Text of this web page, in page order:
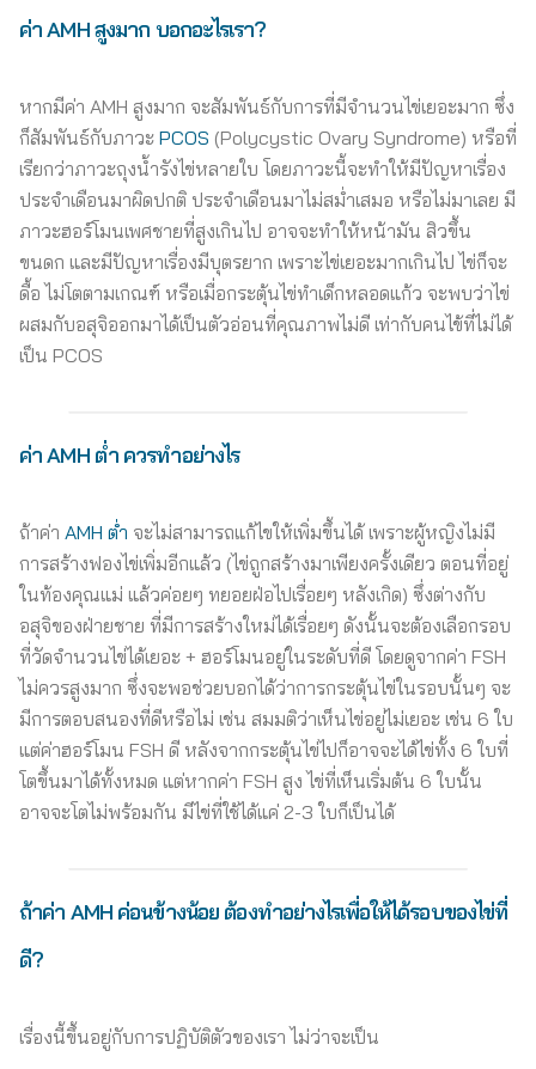
ค่า AMHสูงมาก บอกอะไรเรา?
หากมีค่า AMH สูงมาก จะสัมพันธ์กับการที่มีจำนวนไข่เยอะมาก ซึ่ง
ก็สัมพันธ์กับภาวะ PCOS (Polycystic Ovary Syndrome) หรือที่
เรียกว่าภาวะถุงน้ำรังไข่หลายใบ โดยภาวะนี้จะทำให้มีปัญหาเรื่อง
ประจำเดือนมาผิดปกติ ประจำเดือนมาไม่สม่ำเสมอ หรือไม่มาเลย มี
ภาวะฮอร์โมนเพศชายที่สูงเกินไป อาจจะทำให้หน้ามัน สิวขึ้น
ขนดก และมีปัญหาเรื่องมีบุตรยาก เพราะไข่เยอะมากเกินไป ไข่ก็จะ
ดื้อ ไม่โตตามเกณฑ์ หรือเมื่อกระตุ้นไข่ทำเด็กหลอดแก้ว จะพบว่าไข่
ผสมกับอสุจิออกมาได้เป็นตัวอ่อนที่คุณภาพไม่ดี เท่ากับคนไข้ที่ไม่ได้
เป็น PCOS
ค่า AMH ต่ำ ควรทำอย่างไร
ถ้าค่า AMH ต่ำ จะไม่สามารถแก้ไขให้เพิ่มขึ้นได้ เพราะผู้หญิงไม่มี
การสร้างฟองไข่เพิ่มอีกแล้ว (ไข่ถูกสร้างมาเพียงครั้งเดียว ตอนที่อยู่
ในท้องคุณแม่ แล้วค่อยๆ ทยอยฝ่อไปเรื่อยๆ หลังเกิด) ซึ่งต่างกับ
อสุจิของฝ่ายชาย ที่มีการสร้างใหม่ได้เรื่อยๆ ดังนั้นจะต้องเลือกรอบ
ที่วัดจำนวนไข่ได้เยอะ + ฮอร์โมนอยู่ในระดับที่ดี โดยดูจากค่า FSH
ไม่ควรสูงมาก ซึ่งจะพอช่วยบอกได้ว่าการกระตุ้นไข่ในรอบนั้นๆ จะ
มีการตอบสนองที่ดีหรือไม่ เช่น สมมติว่าเห็นไข่อยู่ไม่เยอะ เช่น 6 ใบ
แต่ค่าฮอร์โมน FSH ดี หลังจากกระตุ้นไข่ไปก็อาจจะได้ไข่ทั้ง 6 ใบที่
โตขึ้นมาได้ทั้งหมด แต่หากค่า FSH สูง ไข่ที่เห็นเริ่มต้น 6 ใบนั้น
อาจจะโตไม่พร้อมกัน มีไข่ที่ใช้ได้แค่ 2-3 ใบก็เป็นได้
ถ้าค่า AMH ค่อนข้างน้อย ต้องทำอย่างไรเพื่อให้ได้รอบของไข่ที่
ดี?
เรื่องนี้ขึ้นอยู่กับการปฏิบัติตัวของเรา ไม่ว่าจะเป็น